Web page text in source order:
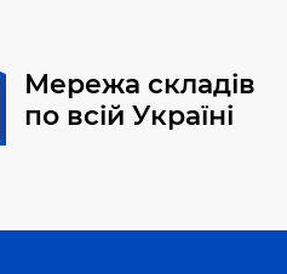
Мережа складів
по всій Україні